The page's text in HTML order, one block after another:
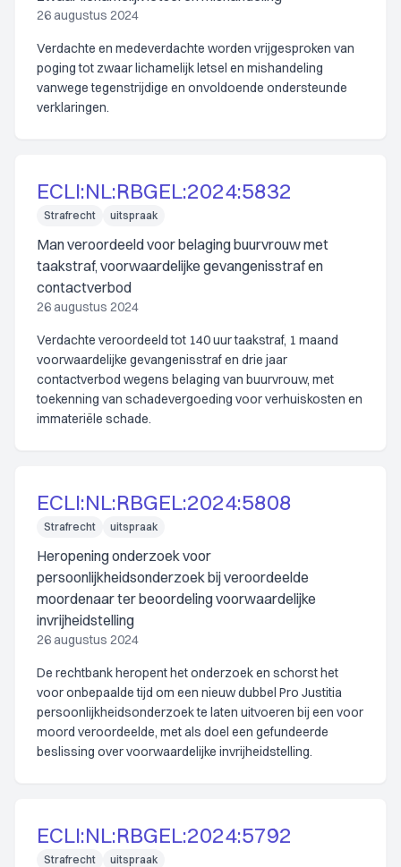
26 augustus 2024
Verdachte en medeverdachte worden vrijgesproken van
poging tot zwaar lichamelijk letsel en mishandeling
vanwege tegenstrijdige en onvoldoende ondersteunde
verklaringen.
ECLI:NL:RBGEL:2024:5832
Strafrecht uitspraak
Man veroordeeld voor belaging buurvrouw met
taakstraf, voorwaardelijke gevangenisstraf en
contactverbod
26 augustus 2024
Verdachte veroordeeld tot 140 uur taakstraf, 1 maand
voorwaardelijke gevangenisstraf en drie jaar
contactverbod wegens belaging van buurvrouw, met
toekenning van schadevergoeding voor verhuiskosten en
immateriële schade.
ECLI:NL:RBGEL:2024:5808
Strafrecht uitspraak
Heropening onderzoek voor
persoonlijkheidsonderzoek bij veroordeelde
moordenaar ter beoordeling voorwaardelijke
invrijheidstelling
26 augustus 2024
De rechtbank heropent het onderzoek en schorst het
voor onbepaalde tijd om een nieuw dubbel Pro Justitia
persoonlijkheidsonderzoek te laten uitvoeren bij een voor
moord veroordeelde, met als doel een gefundeerde
beslissing over voorwaardelijke invrijheidstelling.
ECLI:NL:RBGEL:2024:5792
Strafrecht uitspraak